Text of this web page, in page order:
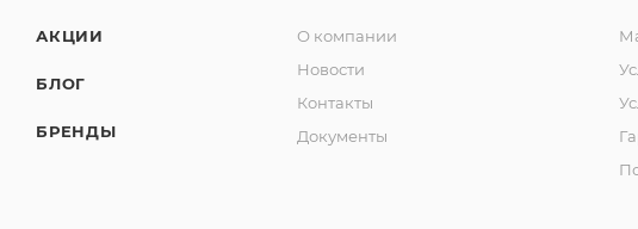
АКЦИИ
БЛОГ
БРЕНДЫ
О компании
Новости
Контакты
Документы